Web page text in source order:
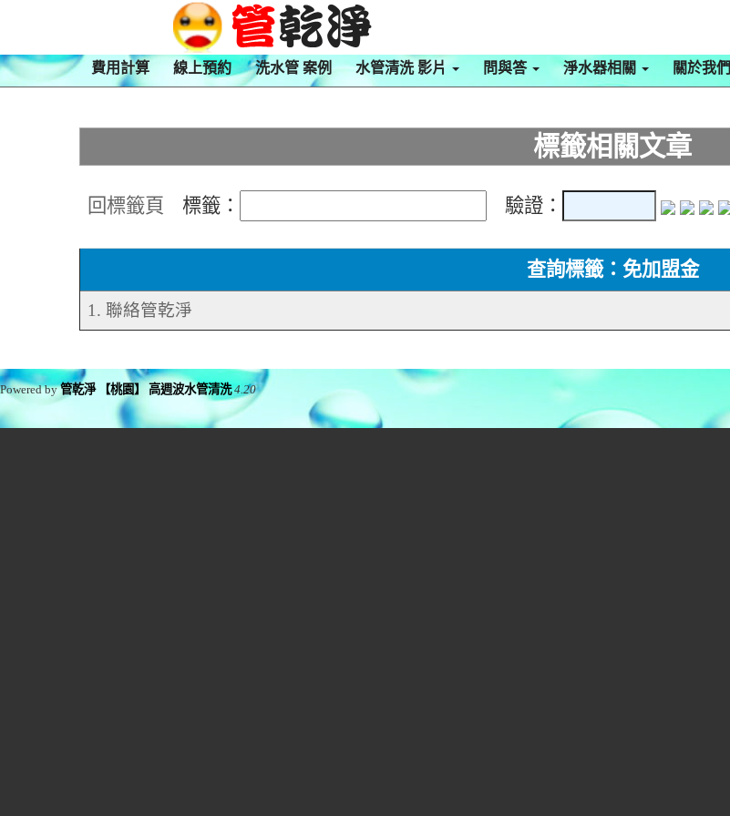
費用計算 線上預約 洗水管 案例 水管清洗 影片 問與答 淨水器相關 關於我們
標籤相關文章
回標籤頁 標籤： 驗證：
查詢標籤：免加盟金
1. 聯絡管乾淨
Powered by管乾淨 【桃園】 高週波水管清洗 4.20